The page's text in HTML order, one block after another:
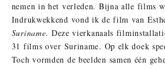
nemen in het verleden. Bijna alle films
Indrukwekkend vond ik de film van
Suriname. Deze vierkanaals
31 films over Suriname. Op elk doek
Toch vormden de beelden samen één